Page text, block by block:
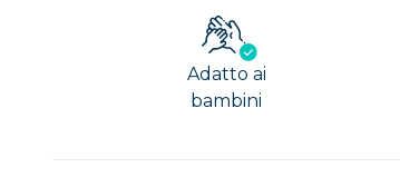
inaugurata il 17 settembre del 2012.
Esternamente alla stazione, sono
Adatto ai
bambini